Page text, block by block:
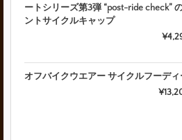
ートシリーズ第3弾 “post-ride check”
ントサイクルキャップ
オフバイクウエアー サイクルフーディ